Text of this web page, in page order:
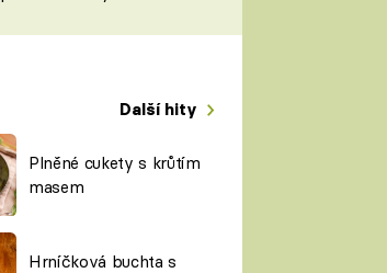
Další hity
Plněné cukety s krůtím
masem
Hrníčková buchta s